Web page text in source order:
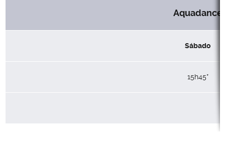
Aquadance
Sábado
15h45*